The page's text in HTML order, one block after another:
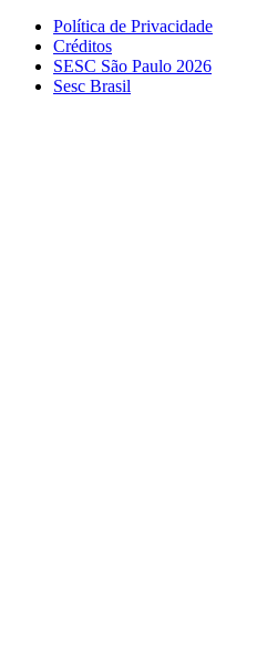
Política de Privacidade
Créditos
SESC São Paulo 2026
Sesc Brasil